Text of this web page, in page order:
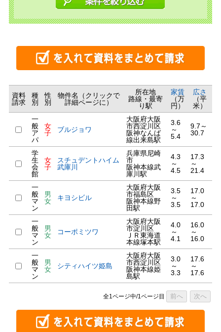
資料
請求
種
別
性
別
物件名（クリックで
詳細ページに）
所在地
路線・最寄
り駅
家賃
（万
円）
広さ
（平
米）
一
般
ア
パ
女
子
ブルジョワ
大阪府大阪
市西淀川区
阪神なんば
線出来島駅
3.6
～
5.4
9.7～
30.7
学
生
会
館
女
子
スチュデントハイム
武庫川
兵庫県尼崎
市
阪神本線武
庫川駅
4.3
～
4.5
17.3
～
21.4
一
般
マ
ン
男
女
キヨシビル
大阪府大阪
市福島区
阪神本線野
田駅
3.5
～
3.5
17.0
～
17.0
一
般
マ
ン
男
女
コーポミツワ
大阪府大阪
市淀川区
ＪＲ東海道
本線塚本駅
4.0
～
4.1
16.0
～
16.0
一
般
マ
ン
男
女
シティハイツ姫島
大阪府大阪
市西淀川区
阪神本線姫
島駅
3.0
～
3.3
17.6
～
17.6
全1ページ中/1ページ目 前へ 次へ